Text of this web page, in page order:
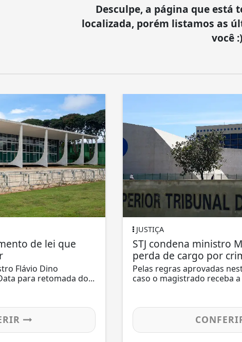
Desculpe, a página que está
localizada, porém listamos as
você :)
de lei que
Flávio Dino
para retomada do...
JUSTIÇA
STJ condena ministro
perda de cargo por
Pelas regras aprovadas
caso o magistrado receba